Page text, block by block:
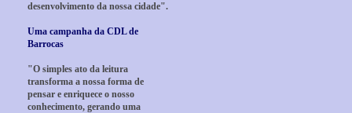
desenvolvimento da nossa cidade".
Uma campanha da CDL de
Barrocas
"O simples ato da leitura
transforma a nossa forma de
pensar e enriquece o nosso
conhecimento, gerando uma